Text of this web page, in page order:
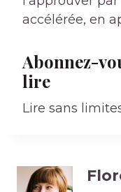
accélérée, en
Abonnez-
lire
Lire sans